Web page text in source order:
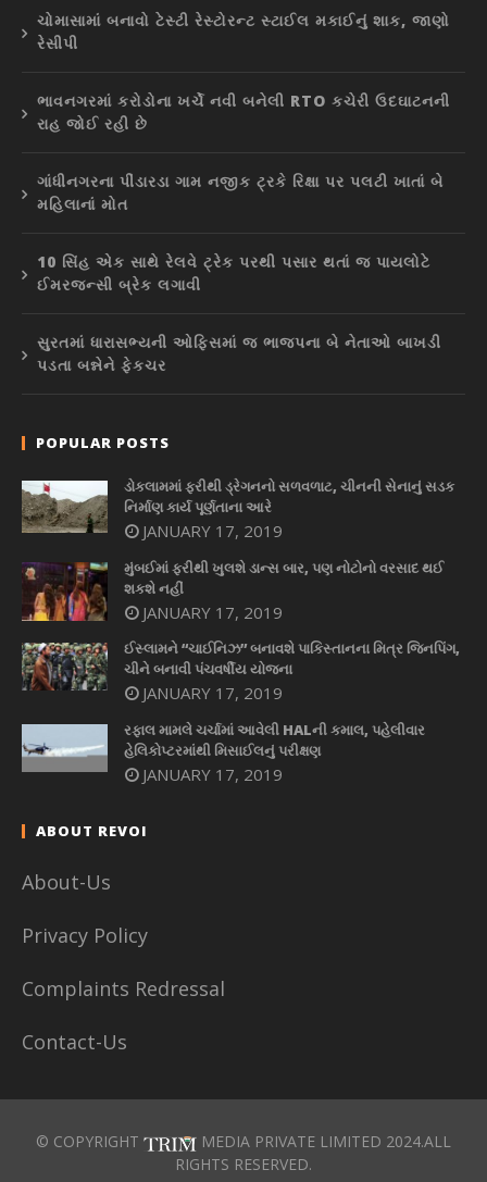
ચોમાસામાં બનાવો ટેસ્ટી રેસ્ટોરન્ટ સ્ટાઈલ મકાઈનું શાક, જાણો
રેસીપી
ભાવનગરમાં કરોડોના ખર્ચે નવી બનેલી RTO કચેરી ઉદઘાટનની
રાહ જોઈ રહી છે
ગાંધીનગરના પીંડારડા ગામ નજીક ટ્રકે રિક્ષા પર પલટી ખાતાં બે
મહિલાનાં મોત
10 સિંહ એક સાથે રેલવે ટ્રેક પરથી પસાર થતાં જ પાયલોટે
ઈમરજન્સી બ્રેક લગાવી
સુરતમાં ધારાસભ્યની ઓફિસમાં જ ભાજપના બે નેતાઓ બાખડી
પડતા બન્નેને ફેકચર
POPULAR POSTS
ડોકલામમાં ફરીથી ડ્રેગનનો સળવળાટ, ચીનની સેનાનું સડક
નિર્માણ કાર્ય પૂર્ણતાના આરે
JANUARY 17, 2019
મુંબઈમાં ફરીથી ખુલશે ડાન્સ બાર, પણ નોટોનો વરસાદ થઈ
શકશે નહીં
JANUARY 17, 2019
ઈસ્લામને “ચાઈનિઝ” બનાવશે પાકિસ્તાનના મિત્ર જિનપિંગ,
ચીને બનાવી પંચવર્ષીય યોજના
JANUARY 17, 2019
રફાલ મામલે ચર્ચામાં આવેલી HALની કમાલ, પહેલીવાર
હેલિકોપ્ટરમાંથી મિસાઈલનું પરીક્ષણ
JANUARY 17, 2019
ABOUT REVOI
About-Us
Privacy Policy
Complaints Redressal
Contact-Us
© COPYRIGHT
MEDIA PRIVATE LIMITED 2024.ALL
RIGHTS RESERVED.